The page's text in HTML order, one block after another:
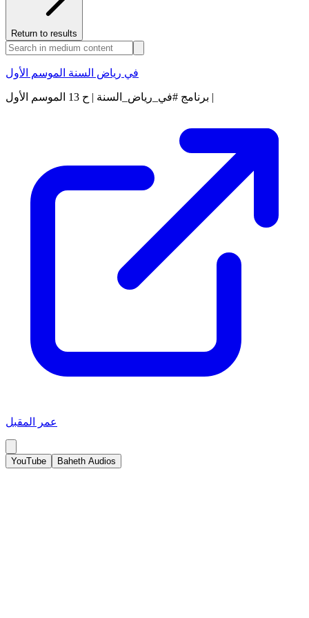
Return to results
في رياض السنة الموسم الأول
برنامج #في_رياض_السنة | ح 13 الموسم الأول |
عمر المقبل
YouTube Baheth Audios